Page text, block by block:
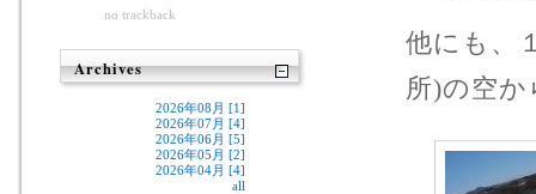
他にも、
所)の空
no trackback
Archives
2026年08月 [1]
2026年07月 [4]
2026年06月 [5]
2026年05月 [2]
2026年04月 [4]
all